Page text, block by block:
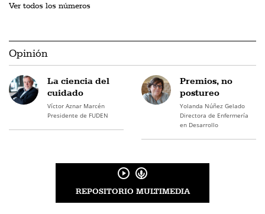
Ver todos los números
Opinión
La ciencia del
cuidado
Víctor Aznar Marcén
Presidente de FUDEN
Premios, no
postureo
Yolanda Núñez Gelado
Directora de Enfermería
en Desarrollo
REPOSITORIO MULTIMEDIA